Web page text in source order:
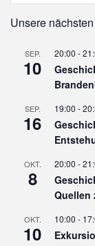
Unsere
SEP.
10
20:00 -
SEP.
16
19:00 -
OKT.
8
20:00 -
Quellen
OKT.
10
10:00 -